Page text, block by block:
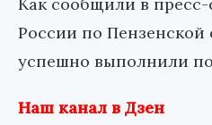
России по Пензенской
успешно выполнили
Наш канал в Дзен